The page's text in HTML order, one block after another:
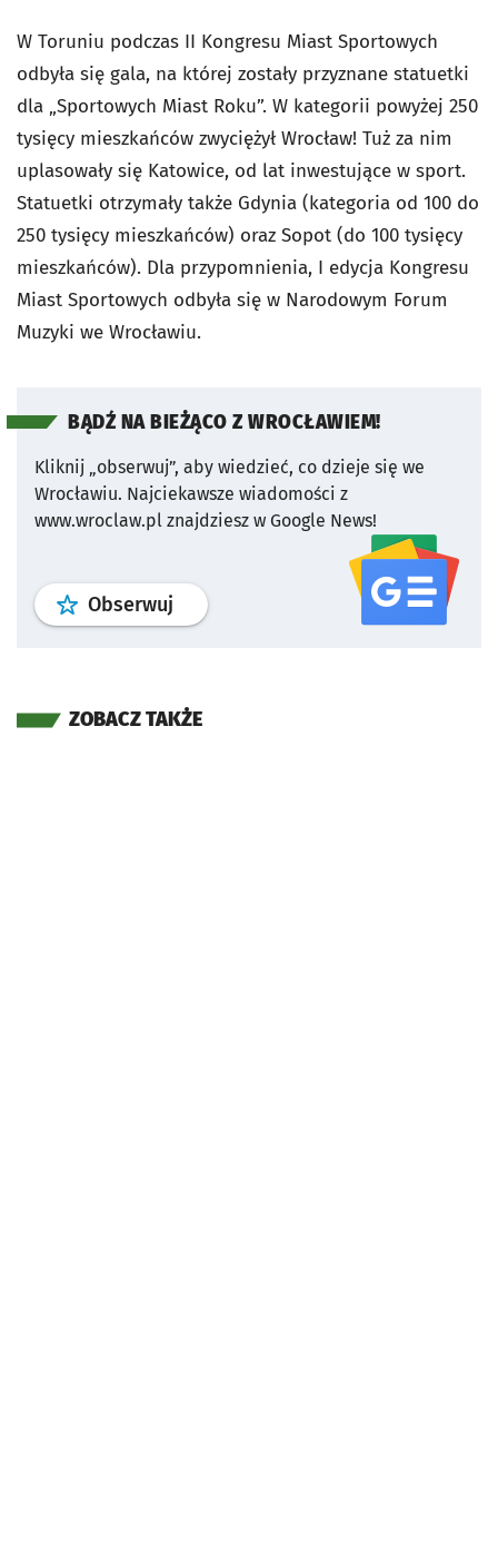
W Toruniu podczas II Kongresu Miast Sportowych
odbyła się gala, na której zostały przyznane statuetki
dla „Sportowych Miast Roku”. W kategorii powyżej 250
tysięcy mieszkańców zwyciężył Wrocław! Tuż za nim
uplasowały się Katowice, od lat inwestujące w sport.
Statuetki otrzymały także Gdynia (kategoria od 100 do
250 tysięcy mieszkańców) oraz Sopot (do 100 tysięcy
mieszkańców). Dla przypomnienia, I edycja Kongresu
Miast Sportowych odbyła się w Narodowym Forum
Muzyki we Wrocławiu.
BĄDŹ NA BIEŻĄCO Z WROCŁAWIEM!
Kliknij „obserwuj”, aby wiedzieć, co dzieje się we
Wrocławiu. Najciekawsze wiadomości z
www.wroclaw.pl znajdziesz w Google News!
Obserwuj profil serwisu
ZOBACZ TAKŻE